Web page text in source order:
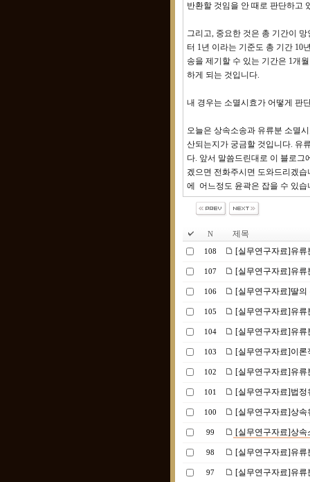
반환할 것임을 안 때로 판단하고
그리고, 중요한 것은 총 기간이
터 1년 이라는 기준도 총 기간 10
송을 제기할 수 있는 기간은 1개
하게 되는 것입니다.
내 경우는 소멸시효가 어떻게 판
오늘은 상속소송과 유류분 소멸
산되는지가 궁금할 것입니다. 유
다. 앞서 말씀드린대로 이 블로
겠으면 전화주시면 도와드리겠
에 어느정도 윤곽은 잡을 수 있
N 제목
108 [실무연구자료]유류
107 [실무연구자료]유류
106 [실무연구자료]딸
105 [실무연구자료]유류
104 [실무연구자료]유류
103 [실무연구자료]이론
102 [실무연구자료]유류
101 [실무연구자료]법정
100 [실무연구자료]상속
99 [실무연구자료]상속
98 [실무연구자료]유
97 [실무연구자료]유류